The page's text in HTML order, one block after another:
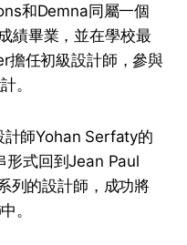
和Demna同屬一個
績畢業，並在學校最
擔任初級設計師，參與
。
計師Yohan Serfaty的
形式回到Jean Paul
列的設計師，成功將
。